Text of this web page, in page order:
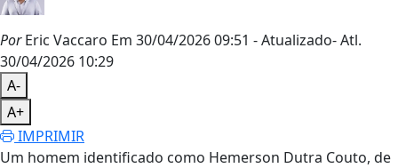
PorEric Vaccaro Em 30/04/2026 09:51 - Atualizado- Atl.
30/04/2026 10:29
A-
A+
IMPRIMIR
Um homem identificado como Hemerson Dutra Couto, de